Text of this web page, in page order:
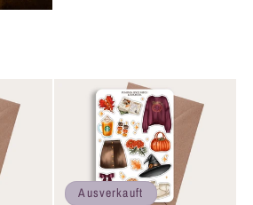
Ausverkauft